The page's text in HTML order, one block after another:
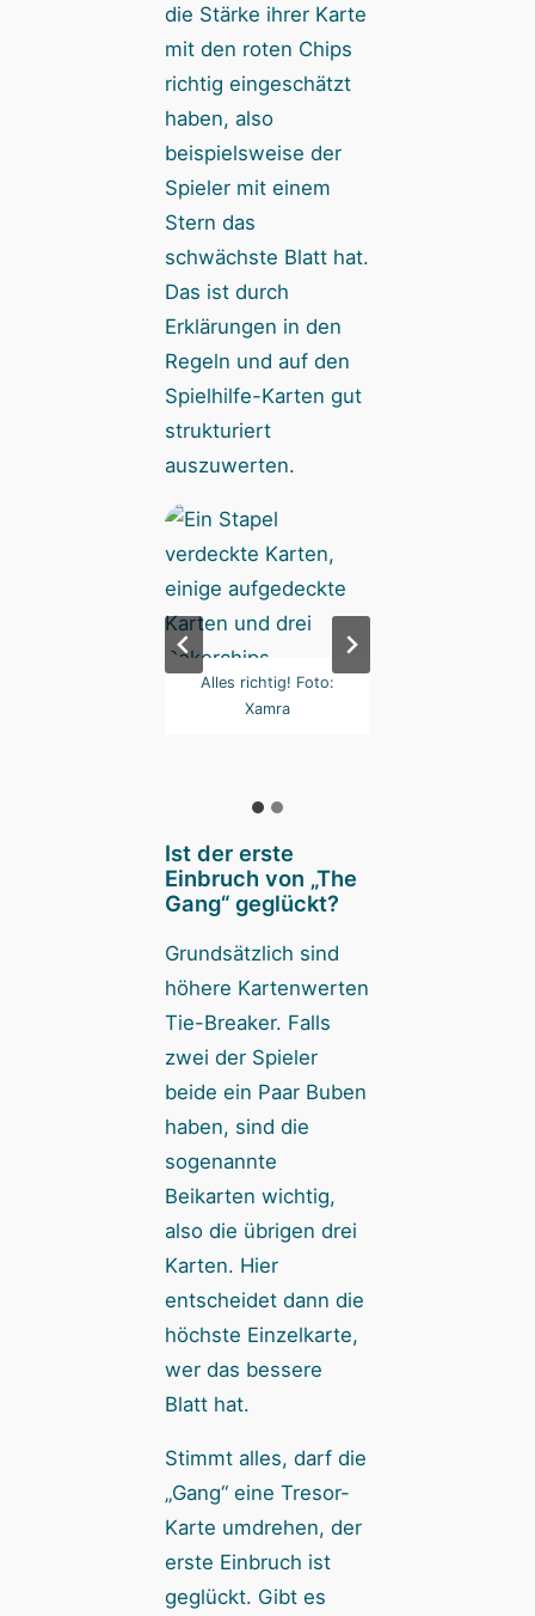
die Stärke ihrer Karte
mit den roten Chips
richtig eingeschätzt
haben, also
beispielsweise der
Spieler mit einem
Stern das
schwächste Blatt hat.
Das ist durch
Erklärungen in den
Regeln und auf den
Spielhilfe-Karten gut
strukturiert
auszuwerten.
Alles richtig! Foto:
Xamra
Ist der erste
Einbruch von „The
Gang“ geglückt?
Grundsätzlich sind
höhere Kartenwerten
Tie-Breaker. Falls
zwei der Spieler
beide ein Paar Buben
haben, sind die
sogenannte
Beikarten wichtig,
also die übrigen drei
Karten. Hier
entscheidet dann die
höchste Einzelkarte,
wer das bessere
Blatt hat.
Stimmt alles, darf die
„Gang“ eine Tresor-
Karte umdrehen, der
erste Einbruch ist
geglückt. Gibt es